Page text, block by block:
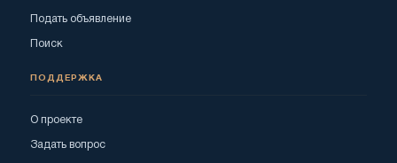
Подать объявление
Поиск
ПОДДЕРЖКА
О проекте
Задать вопрос